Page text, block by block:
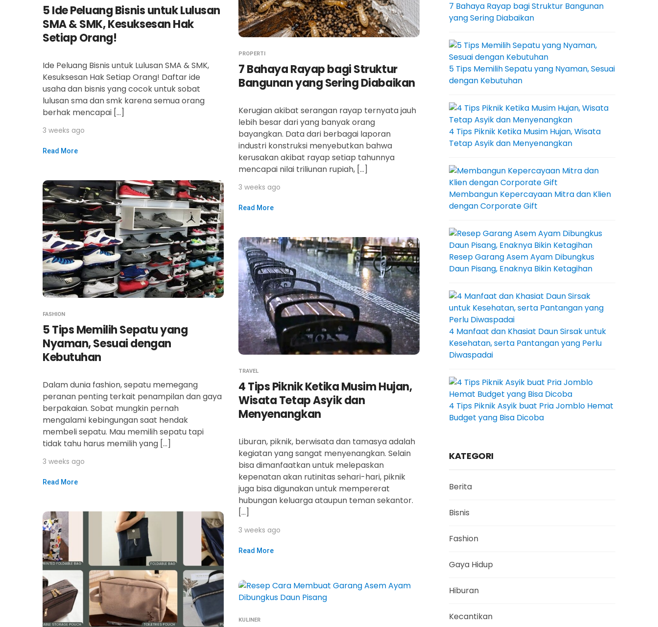
5 Ide Peluang Bisnis untuk Lulusan
SMA & SMK, Kesuksesan Hak
Setiap Orang!
Ide Peluang Bisnis untuk Lulusan SMA & SMK,
Kesuksesan Hak Setiap Orang! Daftar ide
usaha dan bisnis yang cocok untuk sobat
lulusan sma dan smk karena semua orang
berhak mencapai […]
3 weeks ago
Read More
PROPERTI
7 Bahaya Rayap bagi Struktur
Bangunan yang Sering Diabaikan
Kerugian akibat serangan rayap ternyata jauh
lebih besar dari yang banyak orang
bayangkan. Data dari berbagai laporan
industri konstruksi menyebutkan bahwa
kerusakan akibat rayap setiap tahunnya
mencapai nilai triliunan rupiah, […]
3 weeks ago
Read More
FASHION
5 Tips Memilih Sepatu yang
Nyaman, Sesuai dengan
Kebutuhan
Dalam dunia fashion, sepatu memegang
peranan penting terkait penampilan dan gaya
berpakaian. Sobat mungkin pernah
mengalami kebingungan saat hendak
membeli sepatu. Mau memilih sepatu tapi
tidak tahu harus memilih yang […]
3 weeks ago
Read More
TRAVEL
4 Tips Piknik Ketika Musim Hujan,
Wisata Tetap Asyik dan
Menyenangkan
Liburan, piknik, berwisata dan tamasya adalah
kegiatan yang sangat menyenangkan. Selain
bisa dimanfaatkan untuk melepaskan
kepenatan akan rutinitas sehari-hari, piknik
juga bisa digunakan untuk mempererat
hubungan keluarga ataupun teman sekantor.
[…]
3 weeks ago
Read More
KULINER
7 Bahaya Rayap bagi Struktur Bangunan
yang Sering Diabaikan
5 Tips Memilih Sepatu yang Nyaman, Sesuai
dengan Kebutuhan
4 Tips Piknik Ketika Musim Hujan, Wisata
Tetap Asyik dan Menyenangkan
Membangun Kepercayaan Mitra dan Klien
dengan Corporate Gift
Resep Garang Asem Ayam Dibungkus
Daun Pisang, Enaknya Bikin Ketagihan
4 Manfaat dan Khasiat Daun Sirsak untuk
Kesehatan, serta Pantangan yang Perlu
Diwaspadai
4 Tips Piknik Asyik buat Pria Jomblo Hemat
Budget yang Bisa Dicoba
KATEGORI
Berita
Bisnis
Fashion
Gaya Hidup
Hiburan
Kecantikan